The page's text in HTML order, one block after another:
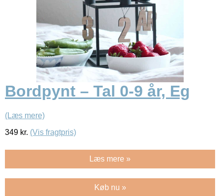
Bordpynt – Tal 0-9 år, Eg
(Læs mere)
349 kr. (Vis fragtpris)
Læs mere »
Køb nu »